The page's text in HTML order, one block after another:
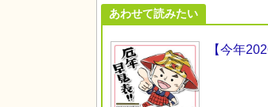
あわせて読みたい
【今年